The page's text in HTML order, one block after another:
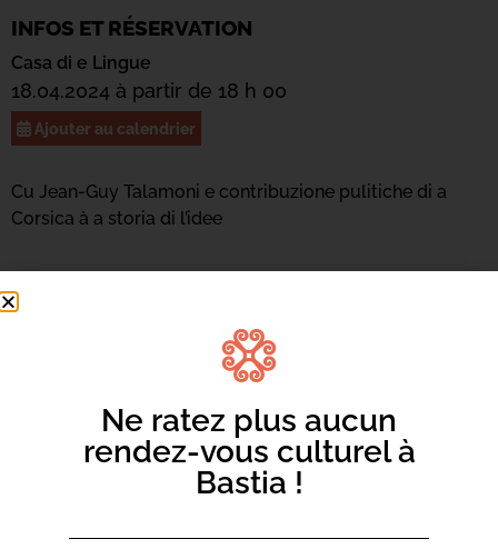
INFOS ET RÉSERVATION
Casa di e Lingue
18.04.2024 à partir de 18 h 00
Ajouter au calendrier
Cu Jean-Guy Talamoni e contribuzione pulitiche di a
Corsica à a storia di l’idee
Ne ratez plus aucun
rendez-vous culturel à
Bastia !